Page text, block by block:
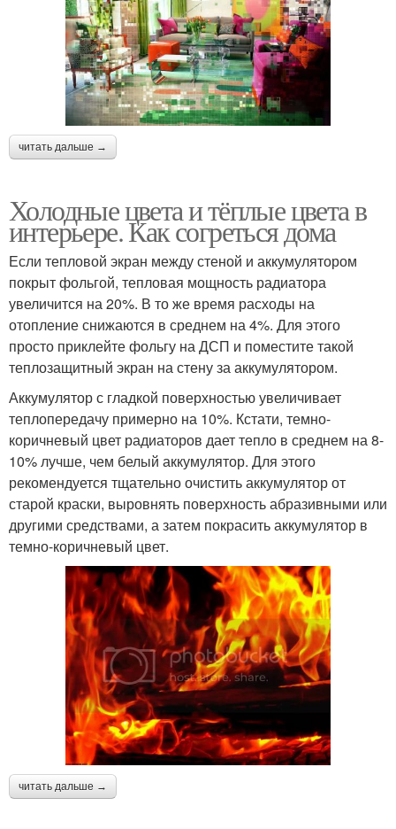
читать дальше →
Холодные цвета и тёплые цвета в
интерьере. Как согреться дома
Если тепловой экран между стеной и аккумулятором
покрыт фольгой, тепловая мощность радиатора
увеличится на 20%. В то же время расходы на
отопление снижаются в среднем на 4%. Для этого
просто приклейте фольгу на ДСП и поместите такой
теплозащитный экран на стену за аккумулятором.
Аккумулятор с гладкой поверхностью увеличивает
теплопередачу примерно на 10%. Кстати, темно-
коричневый цвет радиаторов дает тепло в среднем на 8-
10% лучше, чем белый аккумулятор. Для этого
рекомендуется тщательно очистить аккумулятор от
старой краски, выровнять поверхность абразивными или
другими средствами, а затем покрасить аккумулятор в
темно-коричневый цвет.
читать дальше →